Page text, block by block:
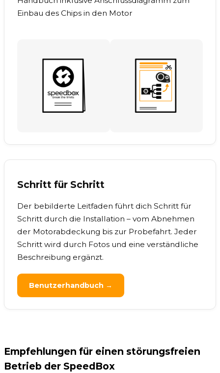
Einbau des Chips in den Motor
Schritt für Schritt
Der bebilderte Leitfaden führt dich Schritt für
Schritt durch die Installation – vom Abnehmen
der Motorabdeckung bis zur Probefahrt. Jeder
Schritt wird durch Fotos und eine verständliche
Beschreibung ergänzt.
Benutzerhandbuch →
Empfehlungen für einen störungsfreien
Betrieb der SpeedBox